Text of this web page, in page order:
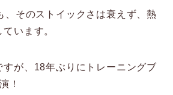
、そのストイックさは衰えず、熱
います。
すが、18年ぶりにトレーニングブ
！